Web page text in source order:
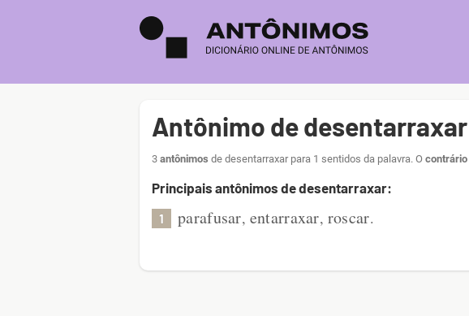
Antônimo de desentarraxar
3 antônimos de desentarraxar para 1 sentidos da palavra. O contrário
Principais antônimos de desentarraxar:
1 parafusar, entarraxar, roscar.